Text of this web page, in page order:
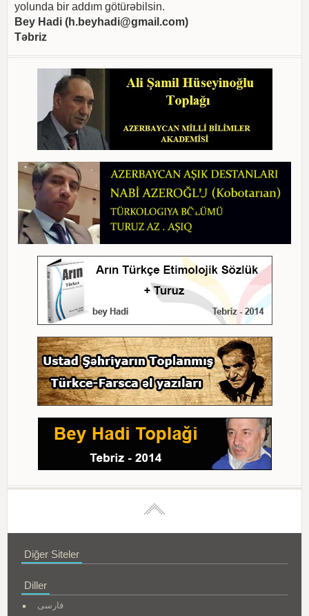
yolunda bir addım götürəbilsin.
Bey Hadi (h.beyhadi@gmail.com)
Təbriz
Diğer Siteler
Diller
فارسی